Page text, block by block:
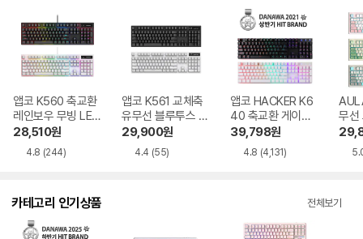
앱코 K560 축교환
레인보우 무빙 LED
기계식 블랙 적축
28,510원
4.8 (244)
앱코 K561 교체축
유무선 블루투스 기
계식 블랙 적축
29,900원
4.4 (55)
앱코 HACKER K6
40 축교환 게이밍
기계식 블랙 청축
39,798원
4.8 (4,131)
무선
카테고리 인기상품 전체보기